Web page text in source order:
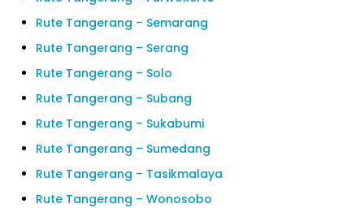
Rute Tangerang – Semarang
Rute Tangerang – Serang
Rute Tangerang – Solo
Rute Tangerang – Subang
Rute Tangerang – Sukabumi
Rute Tangerang – Sumedang
Rute Tangerang – Tasikmalaya
Rute Tangerang – Wonosobo